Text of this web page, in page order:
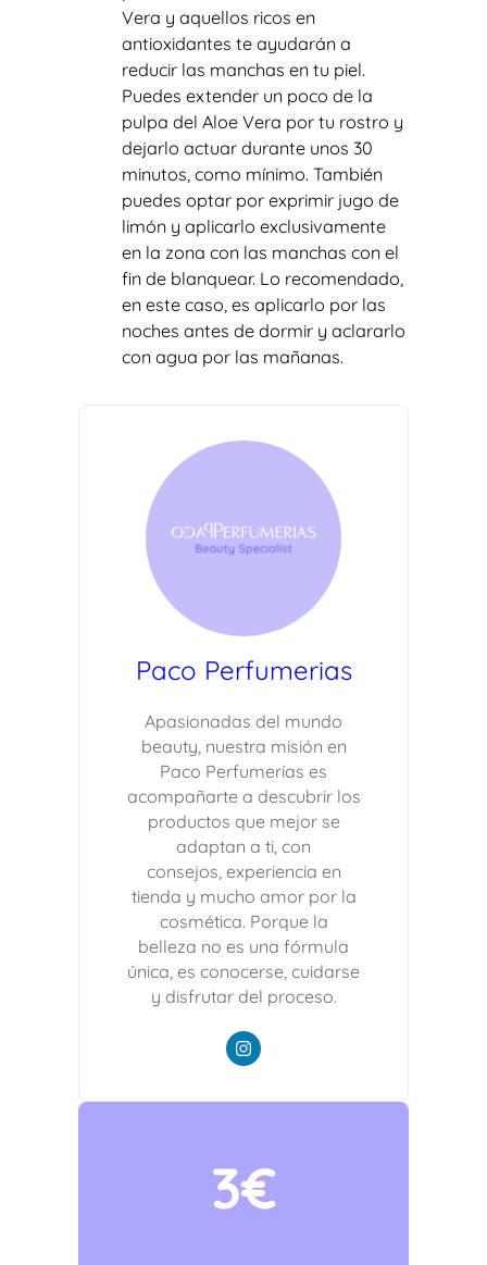
Vera y aquellos ricos en
antioxidantes te ayudarán a
reducir las manchas en tu piel.
Puedes extender un poco de la
pulpa del Aloe Vera por tu rostro y
dejarlo actuar durante unos 30
minutos, como mínimo. También
puedes optar por exprimir jugo de
limón y aplicarlo exclusivamente
en la zona con las manchas con el
fin de blanquear. Lo recomendado,
en este caso, es aplicarlo por las
noches antes de dormir y aclararlo
con agua por las mañanas.
Paco Perfumerias
Apasionadas del mundo
beauty, nuestra misión en
Paco Perfumerías es
acompañarte a descubrir los
productos que mejor se
adaptan a ti, con
consejos, experiencia en
tienda y mucho amor por la
cosmética. Porque la
belleza no es una fórmula
única, es conocerse, cuidarse
y disfrutar del proceso.
3€